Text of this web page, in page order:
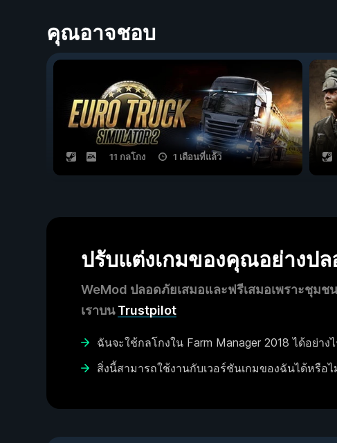
คุณอาจชอบ
11 กลโกง 1 เดือนที่แล้ว
ปรับแต่งเกมของคุณอย่างป
WeMod ปลอดภัยเสมอและฟรีเสมอเพราะชุมช
เราบนTrustpilot
ฉันจะใช้กลโกงใน Farm Manager 2018 ได้อย่าง
สิ่งนี้สามารถใช้งานกับเวอร์ชันเกมของฉันได้หรือไ